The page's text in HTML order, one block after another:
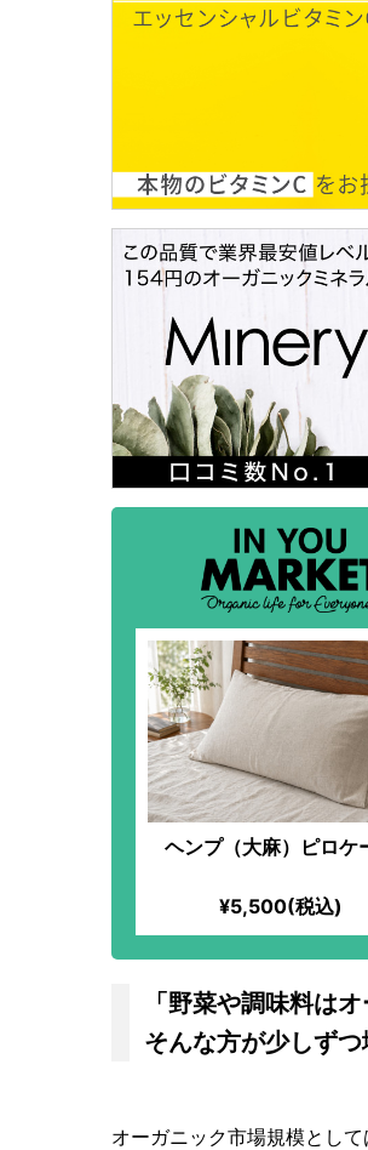
ヘンプ（大麻）ピロケ
¥5,500(税込)
「野菜や調味料は
そんな方が少しずつ
オーガニック市場規模とし